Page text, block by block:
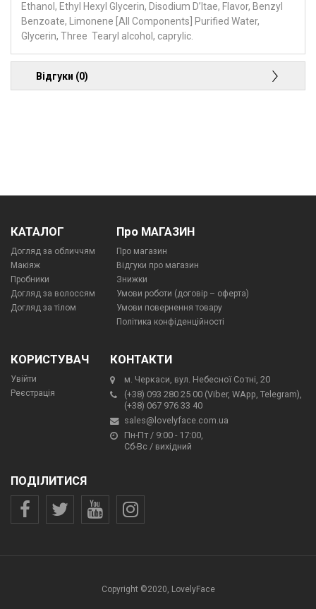
Ethanol, Ethyl Hexyl Glycerin, Disodium D’Itae, Flavor, Benzyl
Benzoate, Limonene [All Components] Purified Water,
Glycerin, Three Tearyl alcohol, caprylic.
Відгуки (0)
КАТАЛОГ
Догляд за обличчям
Макіяж
Пробники
Догляд за волоссям
Догляд за тілом
Про МАГАЗИН
Про магазин
Відгуки про магазин
Знижки
Умови роботи (договір – оферта)
Умови повернення товару
Політика конфіденційності
КОРИСТУВАЧ
Увійти
Реєстрація
КОНТАКТИ
м. Черкаси, вул. Небесної Сотні, 20
(+38) 093 280 25 00 (Viber, WApp, Telegram),
(+38) 067 976 33 40
sales@lovelyface.com.ua
Пн-Пт / 9:00 - 17:00,
Сб-Вс / вихідний
ПОДІЛИТИСЯ
Copyright ©2020, LovelyFace